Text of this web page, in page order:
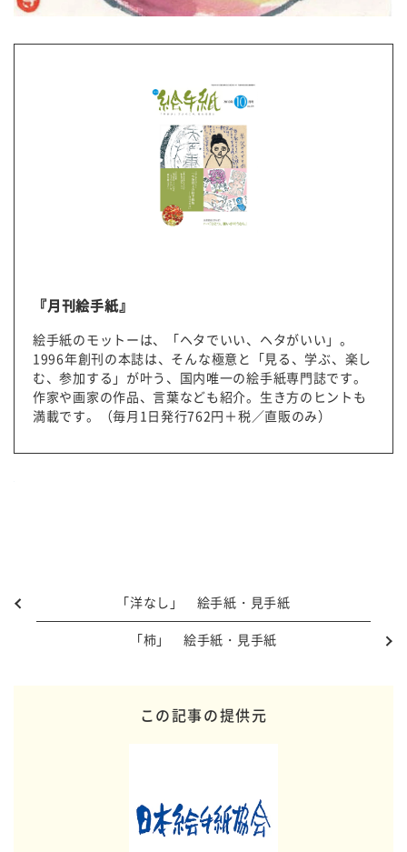
『月刊絵手紙』
絵手紙のモットーは、「ヘタでいい、ヘタがいい」。
1996年創刊の本誌は、そんな極意と「見る、学ぶ、楽し
む、参加する」が叶う、国内唯一の絵手紙専門誌です。
作家や画家の作品、言葉なども紹介。生き方のヒントも
満載です。（毎月1日発行762円＋税／直販のみ）
「洋なし」 絵手紙・見手紙
「柿」 絵手紙・見手紙
この記事の提供元